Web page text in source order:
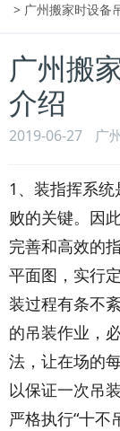
> 广州搬家时设备
广州搬
介绍
2019-06-27 广
1、装指挥系
败的关键。因
完善和高效的
平面图，实行
装过程有条不
的吊装作业，
法，让在场的
以保证一次吊
严格执行“十不